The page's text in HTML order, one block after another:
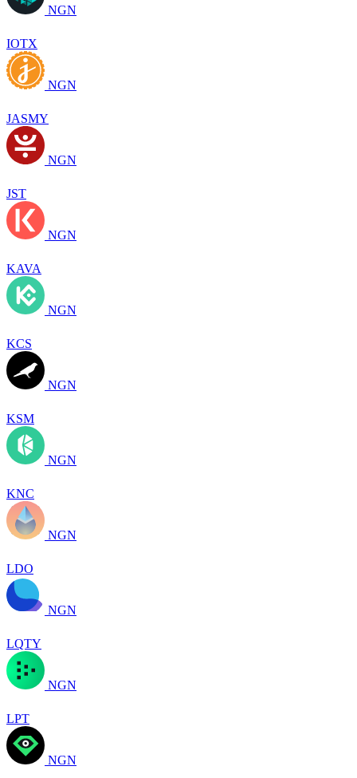
NGN
IOTX
NGN
JASMY
NGN
JST
NGN
KAVA
NGN
KCS
NGN
KSM
NGN
KNC
NGN
LDO
NGN
LQTY
NGN
LPT
NGN